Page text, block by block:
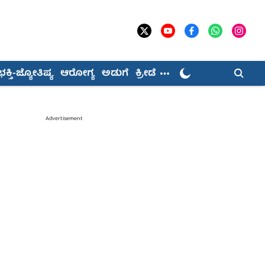
ಜ್ಯೋತಿಷ್ಯ ಆರೋಗ್ಯ ಅಡುಗೆ ಕ್ರೀಡೆ
Advertisement